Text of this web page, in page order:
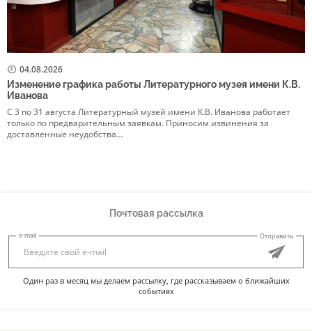
04.08.2026
Изменение графика работы Литературного музея имени К.В.
Иванова
С 3 по 31 августа Литературный музей имени К.В. Иванова работает
только по предварительным заявкам. Приносим извинения за
доставленные неудобства…
Почтовая рассылка
e-mail Отправить
Один раз в месяц мы делаем рассылку, где рассказываем о ближайших
событиях